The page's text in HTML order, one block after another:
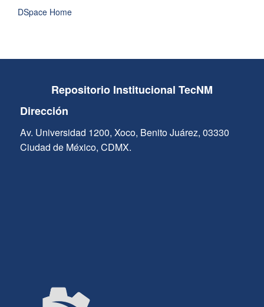
DSpace Home
Repositorio Institucional TecNM
Dirección
Av. Universidad 1200, Xoco, Benito Juárez, 03330
Ciudad de México, CDMX.